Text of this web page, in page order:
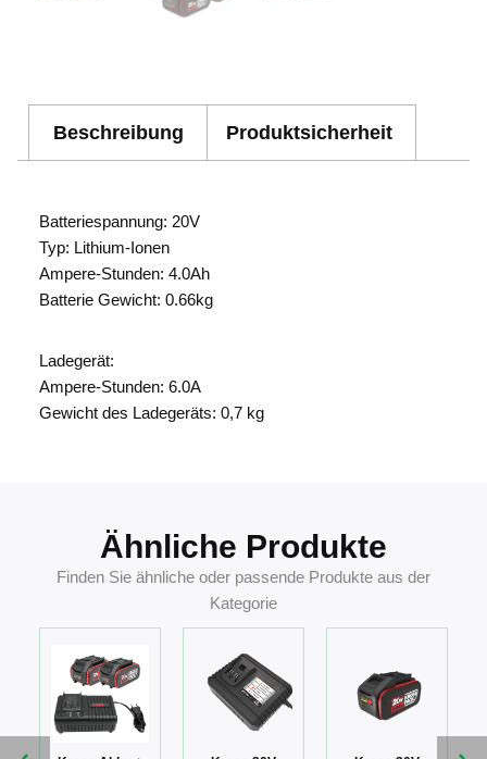
Beschreibung Produktsicherheit
Batteriespannung: 20V
Typ: Lithium-Ionen
Ampere-Stunden: 4.0Ah
Batterie Gewicht: 0.66kg
Ladegerät:
Ampere-Stunden: 6.0A
Gewicht des Ladegeräts: 0,7 kg
Ähnliche Produkte
Finden Sie ähnliche oder passende Produkte aus der
Kategorie